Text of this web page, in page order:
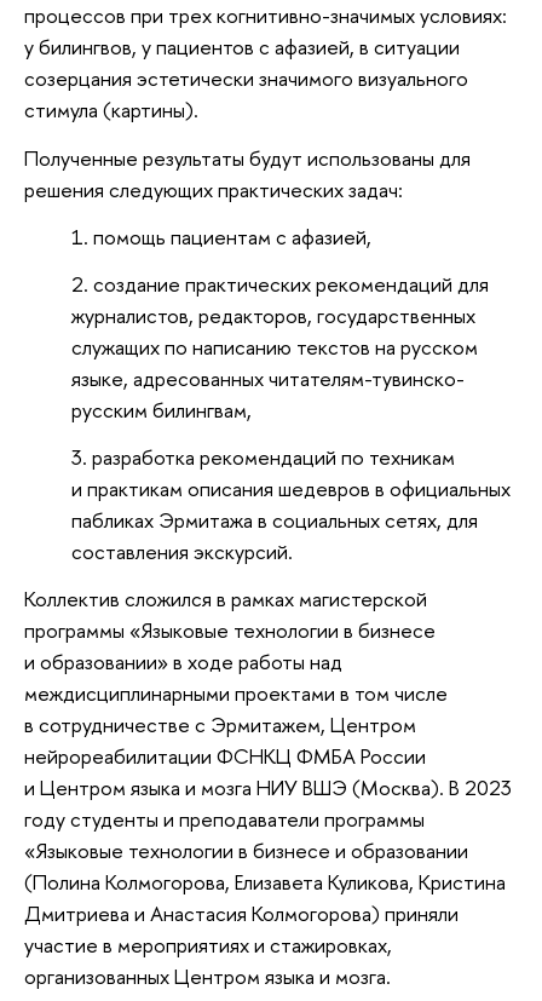
процессов при трех когнитивно-значимых условиях:
у билингвов, у пациентов с афазией, в ситуации
созерцания эстетически значимого визуального
стимула (картины).
Полученные результаты будут использованы для
решения следующих практических задач:
помощь пациентам с афазией,
создание практических рекомендаций для
журналистов, редакторов, государственных
служащих по написанию текстов на русском
языке, адресованных читателям-тувинско-
русским билингвам,
разработка рекомендаций по техникам
и практикам описания шедевров в официальных
пабликах Эрмитажа в социальных сетях, для
составления экскурсий.
Коллектив сложился в рамках магистерской
программы «Языковые технологии в бизнесе
и образовании» в ходе работы над
междисциплинарными проектами в том числе
в сотрудничестве с Эрмитажем, Центром
нейрореабилитации ФСНКЦ ФМБА России
и Центром языка и мозга НИУ ВШЭ (Москва). В 2023
году студенты и преподаватели программы
«Языковые технологии в бизнесе и образовании
(Полина Колмогорова, Елизавета Куликова, Кристина
Дмитриева и Анастасия Колмогорова) приняли
участие в мероприятиях и стажировках,
организованных Центром языка и мозга.